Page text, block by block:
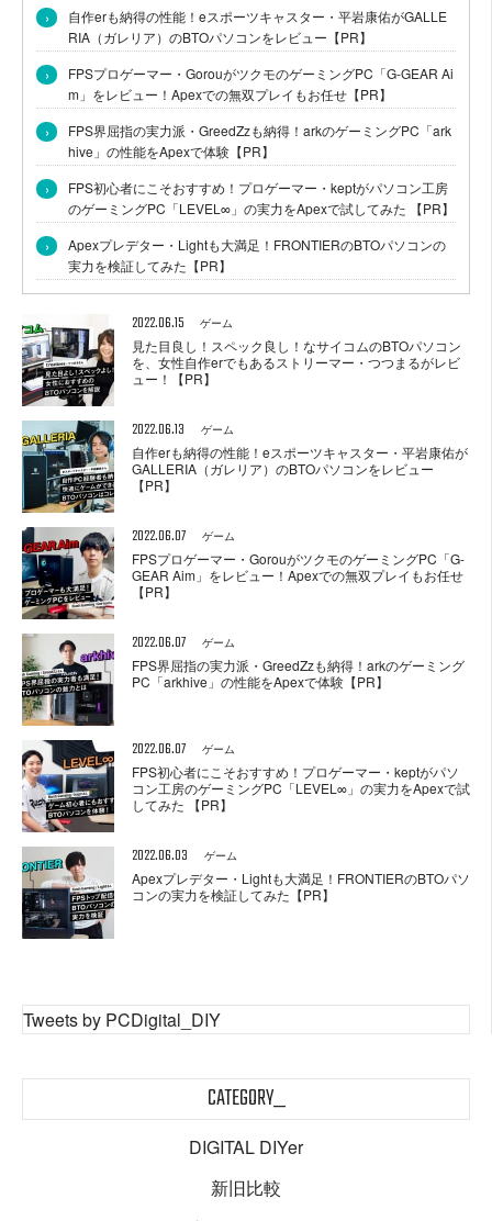
›
自作erも納得の性能！eスポーツキャスター・平岩康佑がGALLE
RIA（ガレリア）のBTOパソコンをレビュー【PR】
›
FPSプロゲーマー・GorouがツクモのゲーミングPC「G-GEAR Ai
m」をレビュー！Apexでの無双プレイもお任せ【PR】
›
FPS界屈指の実力派・GreedZzも納得！arkのゲーミングPC「ark
hive」の性能をApexで体験【PR】
›
FPS初心者にこそおすすめ！プロゲーマー・keptがパソコン工房
のゲーミングPC「LEVEL∞」の実力をApexで試してみた 【PR】
›
Apexプレデター・Lightも大満足！FRONTIERのBTOパソコンの
実力を検証してみた【PR】
2022.06.15 ゲーム
見た目良し！スペック良し！なサイコムのBTOパソコン
を、女性自作erでもあるストリーマー・つつまるがレビ
ュー！【PR】
2022.06.13 ゲーム
自作erも納得の性能！eスポーツキャスター・平岩康佑が
GALLERIA（ガレリア）のBTOパソコンをレビュー
【PR】
2022.06.07 ゲーム
FPSプロゲーマー・GorouがツクモのゲーミングPC「G-
GEAR Aim」をレビュー！Apexでの無双プレイもお任せ
【PR】
2022.06.07 ゲーム
FPS界屈指の実力派・GreedZzも納得！arkのゲーミング
PC「arkhive」の性能をApexで体験【PR】
2022.06.07 ゲーム
FPS初心者にこそおすすめ！プロゲーマー・keptがパソ
コン工房のゲーミングPC「LEVEL∞」の実力をApexで試
してみた 【PR】
2022.06.03 ゲーム
Apexプレデター・Lightも大満足！FRONTIERのBTOパソ
コンの実力を検証してみた【PR】
Tweets by PCDigital_DIY
CATEGORY_
DIGITAL DIYer
新旧比較